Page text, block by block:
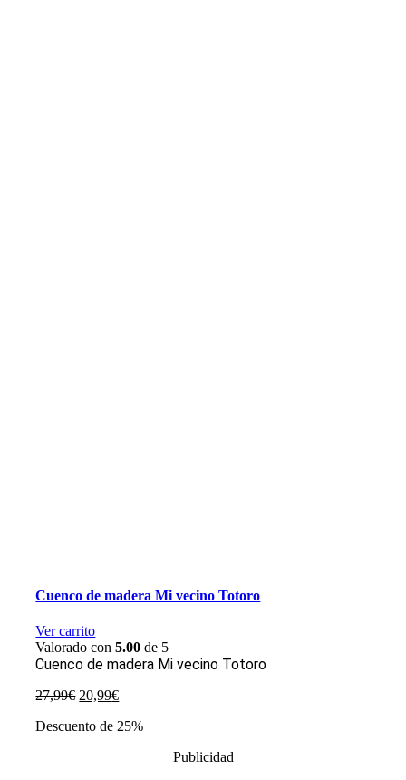
Cuenco de madera Mi vecino Totoro
Ver carrito
Valorado con5.00 de 5
Cuenco de madera Mi vecino Totoro
27,99€ El
original
20,99€El
actual
Descuento de 25%
Publicidad